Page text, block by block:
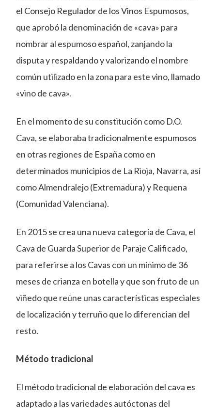
el Consejo Regulador de los Vinos Espumosos,
que aprobó la denominación de «cava» para
nombrar al espumoso español, zanjando la
disputa y respaldando y valorizando el nombre
común utilizado en la zona para este vino, llamado
«vino de cava».
En el momento de su constitución como D.O.
Cava, se elaboraba tradicionalmente espumosos
en otras regiones de España como en
determinados municipios de La Rioja, Navarra, así
como Almendralejo (Extremadura) y Requena
(Comunidad Valenciana).​
En 2015 se crea una nueva categoría de Cava, el
Cava de Guarda Superior de Paraje Calificado,
para referirse a los Cavas con un mínimo de 36
meses de crianza en botella y que son fruto de un
viñedo que reúne unas características especiales
de localización y terruño que lo diferencian del
resto.
Método tradicional
El método tradicional de elaboración del cava es
adaptado a las variedades autóctonas del